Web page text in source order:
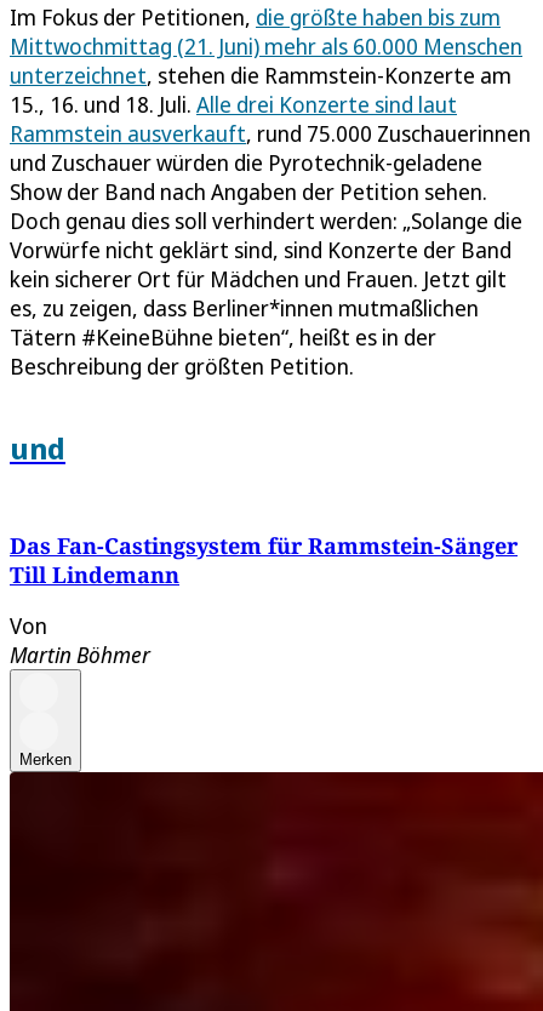
Im Fokus der Petitionen, die größte haben bis zum
Mittwochmittag (21. Juni) mehr als 60.000 Menschen
unterzeichnet, stehen die Rammstein-Konzerte am
15., 16. und 18. Juli. Alle drei Konzerte sind laut
Rammstein ausverkauft, rund 75.000 Zuschauerinnen
und Zuschauer würden die Pyrotechnik-geladene
Show der Band nach Angaben der Petition sehen.
Doch genau dies soll verhindert werden: „Solange die
Vorwürfe nicht geklärt sind, sind Konzerte der Band
kein sicherer Ort für Mädchen und Frauen. Jetzt gilt
es, zu zeigen, dass Berliner*innen mutmaßlichen
Tätern #KeineBühne bieten“, heißt es in der
Beschreibung der größten Petition.
und
Das Fan-Castingsystem für Rammstein-Sänger
Till Lindemann
Von
Martin Böhmer
Merken